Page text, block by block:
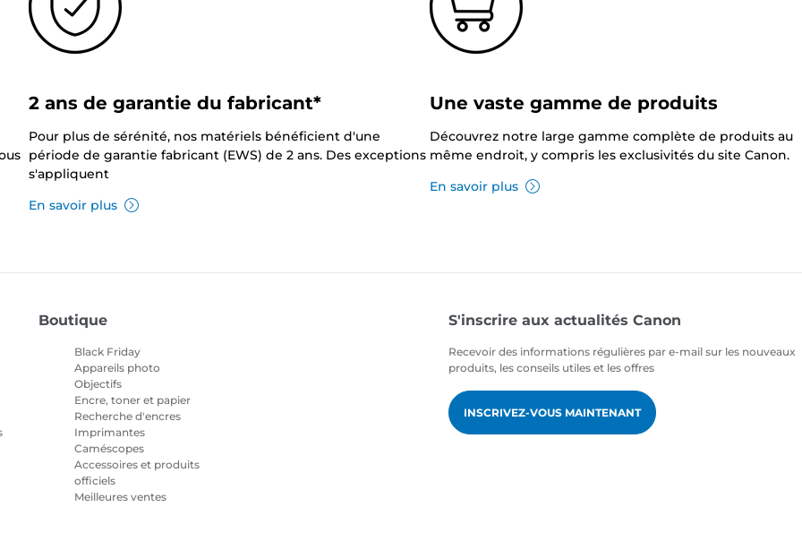
2 ans de garantie du fabricant*
Pour plus de sérénité, nos matériels bénéficient d'une
période de garantie fabricant (EWS) de 2 ans. Des exceptions
s'appliquent
En savoir plus
Une vaste gamme de produits
Découvrez notre large gamme complète de produits au
même endroit, y compris les exclusivités du site Canon.
En savoir plus
Boutique
Black Friday
Appareils photo
Objectifs
Encre, toner et papier
Recherche d'encres
Imprimantes
Caméscopes
Accessoires et produits
officiels
Meilleures ventes
S'inscrire aux actualités Canon
Recevoir des informations régulières par e-mail sur les nouveaux
produits, les conseils utiles et les offres
INSCRIVEZ-VOUS MAINTENANT